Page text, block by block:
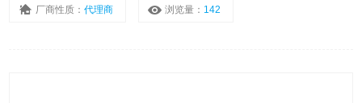
厂商性质：代理商 浏览量： 142